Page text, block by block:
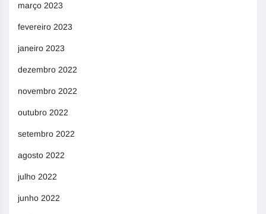
março 2023
fevereiro 2023
janeiro 2023
dezembro 2022
novembro 2022
outubro 2022
setembro 2022
agosto 2022
julho 2022
junho 2022